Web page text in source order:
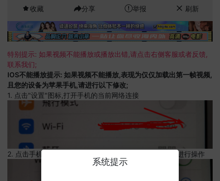
收藏 分享 举报 刷新
特别提示: 如果视频不能播放或播放出错,请点击右侧客服或者反馈,
联系我们;
IOS不能播放提示: 如果视频不能播放,表现为仅仅加载出第一帧视频,
且您的设备为苹果手机,请进行以下修改;
1. 点击"设置"图标,打开手机的当前网络连接
2. 点击手机的当前网络连接,上边有一个感叹号,点击可以进行操作
系统提示